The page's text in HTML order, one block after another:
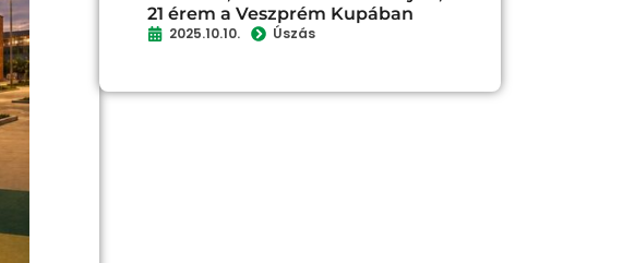
21 érem a Veszprém Kupában
2025.10.10. Úszás